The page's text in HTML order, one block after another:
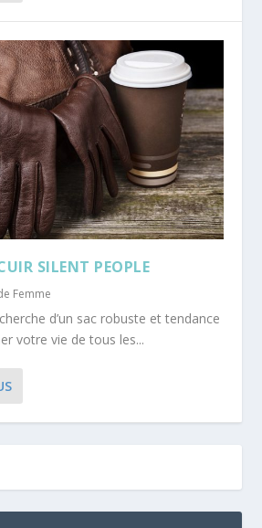
SILENT PEOPLE
Femme
d’un sac robuste et tendance
votre vie de tous les...